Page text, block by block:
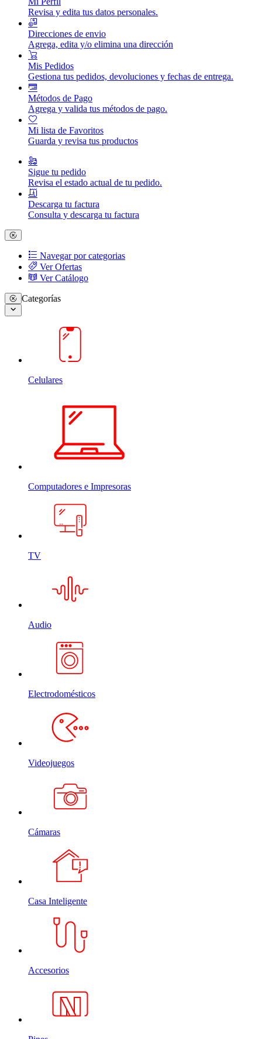
Revisa y edita tus datos personales.
Direcciones de envio
Agrega, edita y/o elimina una dirección
Mis Pedidos
Gestiona tus pedidos, devoluciones y fechas de entrega.
Métodos de Pago
Agrega y valida tus métodos de pago.
Mi lista de Favoritos
Guarda y revisa tus productos
Sigue tu pedido
Revisa el estado actual de tu pedido.
Descarga tu factura
Consulta y descarga tu factura
Navegar por categorias
Ver Ofertas
Ver Catálogo
Categorías
Celulares
Computadores e Impresoras
TV
Audio
Electrodomésticos
Videojuegos
Cámaras
Casa Inteligente
Accesorios